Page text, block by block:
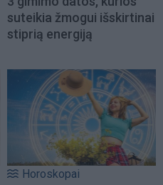
suteikia žmogui išskirtinai
stiprią energiją
Horoskopai